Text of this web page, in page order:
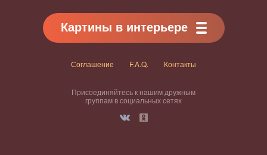
Картины в интерьере
Соглашение F.A.Q. Контакты
Присоединяйтесь к нашим дружным
группам в социальных сетях